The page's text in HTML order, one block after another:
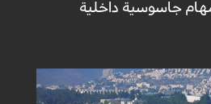
جاسوسية داخلية